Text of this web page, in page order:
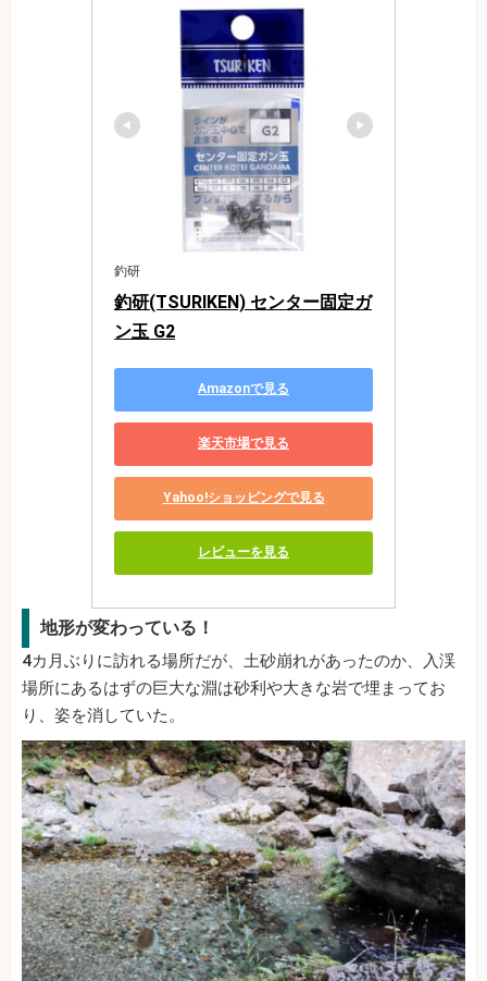
釣研
釣研(TSURIKEN) センター固定ガ
ン玉 G2
Amazonで見る
楽天市場で見る
Yahoo!ショッピングで見る
レビューを見る
地形が変わっている！
4カ月ぶりに訪れる場所だが、土砂崩れがあったのか、入渓
場所にあるはずの巨大な淵は砂利や大きな岩で埋まってお
り、姿を消していた。